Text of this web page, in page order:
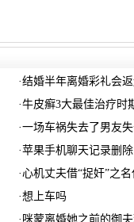
·结婚半年离婚彩礼会
·牛皮癣3大最佳治疗时
·一场车祸失去了男友
·苹果手机聊天记录删
·心机丈夫借“捉奸”之名
·想上车吗
· 咪蒙离婚她之前的御